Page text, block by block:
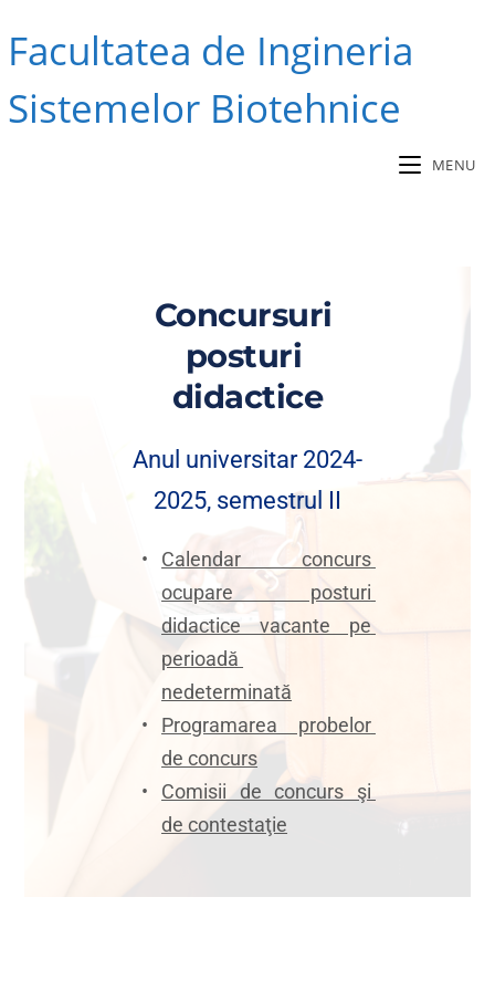
to
content
Facultatea de Ingineria
Sistemelor Biotehnice
MENU
Concursuri
posturi
didactice
Anul universitar 2024-
2025, semestrul II
Calendar concurs
ocupare posturi
didactice vacante pe
perioadă
nedeterminată
Programarea probelor
de concurs
Comisii de concurs şi
de contestaţie